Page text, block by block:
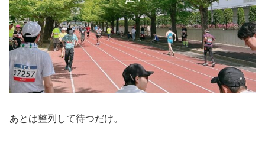
あとは整列して待つだけ。